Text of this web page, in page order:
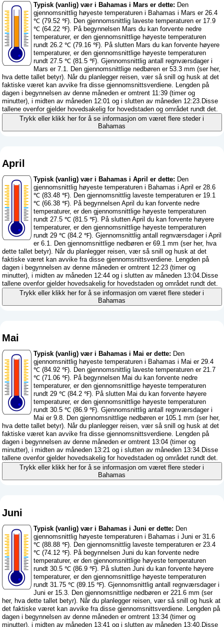
Typisk (vanlig) vær i Bahamas i Mars er dette: Den
gjennomsnittlig høyeste temperaturen i Bahamas i Mars er 26.4
℃ (79.52 ℉). Den gjennomsnittlig laveste temperaturen er 17.9
℃ (64.22 ℉). På begynnelsen Mars du kan forvente nedre
temperaturer, er den gjennomsnittlige høyeste temperaturen
rundt 26.2 ℃ (79.16 ℉). På slutten Mars du kan forvente høyere
temperaturer, er den gjennomsnittlige høyeste temperaturen
rundt 27.5 ℃ (81.5 ℉). Gjennomsnittlig antall regnværsdager i
Mars er 7.1. Den gjennomsnittlige nedbøren er 53.3 mm (ser her,
hva dette tallet betyr). Når du planlegger reisen, vær så snill og husk at det
faktiske været kan avvike fra disse gjennomsnittsverdiene. Lengden på
dagen i begynnelsen av denne måneden er omtrent 11:39 (timer og
minutter), i midten av måneden 12:01 og i slutten av måneden 12:23.Disse
tallene ovenfor gjelder hovedsakelig for hovedstaden og området rundt det.
Trykk eller klikk her for å se informasjon om været flere steder i
Bahamas
April
Typisk (vanlig) vær i Bahamas i April er dette: Den
gjennomsnittlig høyeste temperaturen i Bahamas i April er 28.6
℃ (83.48 ℉). Den gjennomsnittlig laveste temperaturen er 19.1
℃ (66.38 ℉). På begynnelsen April du kan forvente nedre
temperaturer, er den gjennomsnittlige høyeste temperaturen
rundt 27.5 ℃ (81.5 ℉). På slutten April du kan forvente høyere
temperaturer, er den gjennomsnittlige høyeste temperaturen
rundt 29 ℃ (84.2 ℉). Gjennomsnittlig antall regnværsdager i April
er 6.1. Den gjennomsnittlige nedbøren er 69.1 mm (ser her, hva
dette tallet betyr). Når du planlegger reisen, vær så snill og husk at det
faktiske været kan avvike fra disse gjennomsnittsverdiene. Lengden på
dagen i begynnelsen av denne måneden er omtrent 12:23 (timer og
minutter), i midten av måneden 12:44 og i slutten av måneden 13:04.Disse
tallene ovenfor gjelder hovedsakelig for hovedstaden og området rundt det.
Trykk eller klikk her for å se informasjon om været flere steder i
Bahamas
Mai
Typisk (vanlig) vær i Bahamas i Mai er dette: Den
gjennomsnittlig høyeste temperaturen i Bahamas i Mai er 29.4
℃ (84.92 ℉). Den gjennomsnittlig laveste temperaturen er 21.7
℃ (71.06 ℉). På begynnelsen Mai du kan forvente nedre
temperaturer, er den gjennomsnittlige høyeste temperaturen
rundt 29 ℃ (84.2 ℉). På slutten Mai du kan forvente høyere
temperaturer, er den gjennomsnittlige høyeste temperaturen
rundt 30.5 ℃ (86.9 ℉). Gjennomsnittlig antall regnværsdager i
Mai er 9.8. Den gjennomsnittlige nedbøren er 105.1 mm (ser her,
hva dette tallet betyr). Når du planlegger reisen, vær så snill og husk at det
faktiske været kan avvike fra disse gjennomsnittsverdiene. Lengden på
dagen i begynnelsen av denne måneden er omtrent 13:04 (timer og
minutter), i midten av måneden 13:21 og i slutten av måneden 13:34.Disse
tallene ovenfor gjelder hovedsakelig for hovedstaden og området rundt det.
Trykk eller klikk her for å se informasjon om været flere steder i
Bahamas
Juni
Typisk (vanlig) vær i Bahamas i Juni er dette: Den
gjennomsnittlig høyeste temperaturen i Bahamas i Juni er 31.6
℃ (88.88 ℉). Den gjennomsnittlig laveste temperaturen er 23.4
℃ (74.12 ℉). På begynnelsen Juni du kan forvente nedre
temperaturer, er den gjennomsnittlige høyeste temperaturen
rundt 30.5 ℃ (86.9 ℉). På slutten Juni du kan forvente høyere
temperaturer, er den gjennomsnittlige høyeste temperaturen
rundt 31.75 ℃ (89.15 ℉). Gjennomsnittlig antall regnværsdager i
Juni er 15.3. Den gjennomsnittlige nedbøren er 221.6 mm (ser
her, hva dette tallet betyr). Når du planlegger reisen, vær så snill og husk at
det faktiske været kan avvike fra disse gjennomsnittsverdiene. Lengden på
dagen i begynnelsen av denne måneden er omtrent 13:34 (timer og
minutter), i midten av måneden 13:41 og i slutten av måneden 13:40.Disse